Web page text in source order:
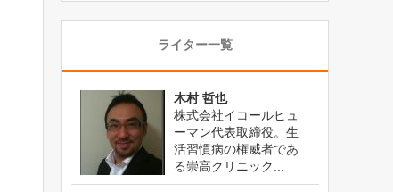
ライター一覧
木村 哲也
株式会社イコールヒュ
ーマン代表取締役。生
活習慣病の権威者であ
る崇高クリニック...